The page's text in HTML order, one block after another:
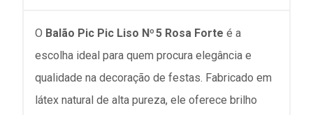
O Balão Pic Pic Liso Nº 5 Rosa Forte é a
escolha ideal para quem procura elegância e
qualidade na decoração de festas. Fabricado em
látex natural de alta pureza, ele oferece brilho